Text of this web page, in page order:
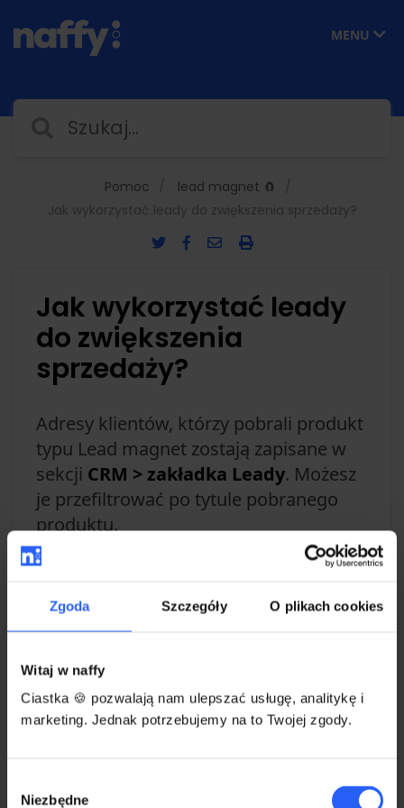
Zgoda Szczegóły O plikach cookies
Witaj w naffy
Ciastka 🍪 pozwalają nam ulepszać usługę, analitykę i
marketing. Jednak potrzebujemy na to Twojej zgody.
zgody
Niezbędne
MENU
Pomoc
lead magnet 🧲
Jak wykorzystać leady do zwiększenia sprzedaży?
Jak wykorzystać leady
do zwiększenia
sprzedaży?
Adresy klientów, którzy pobrali produkt
typu Lead magnet zostają zapisane w
sekcji CRM > zakładka Leady. Możesz
je przefiltrować po tytule pobranego
produktu.